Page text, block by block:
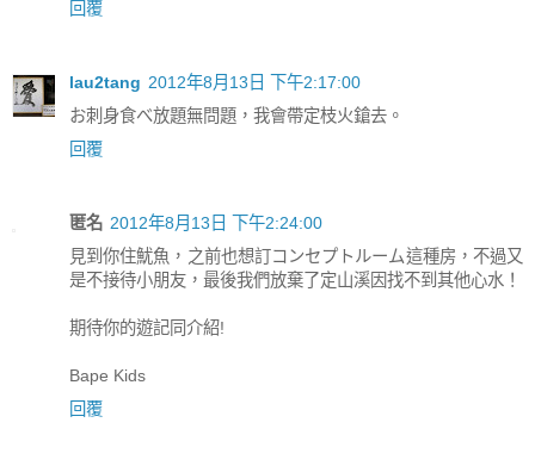
回覆
lau2tang 2012年8月13日 下午2:17:00
お刺身食べ放題無問題，我會帶定枝火鎗去。
回覆
匿名 2012年8月13日 下午2:24:00
見到你住魷魚，之前也想訂コンセプトルーム這種房，不過又
是不接待小朋友，最後我們放棄了定山溪因找不到其他心水！
期待你的遊記同介紹!
Bape Kids
回覆